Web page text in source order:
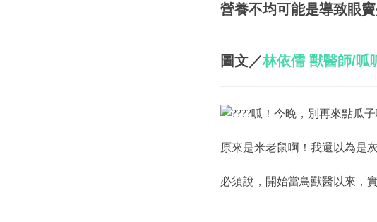
營養不均可能是導致眼
圖文／林依儒 獸醫師/呱
呱！今晚，別再來點瓜子
原來是米老鼠啊！我還以為是
必須說，開始當鳥獸醫以來，